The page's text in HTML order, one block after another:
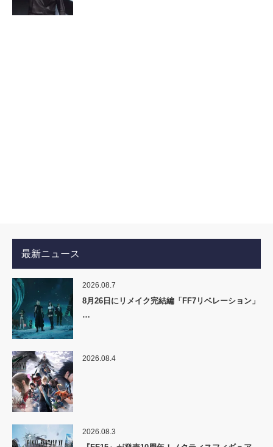
最新ニュース
2026.08.7
8月26日にリメイク完結編「FF7リベレーション」
…
2026.08.4
2026.08.3